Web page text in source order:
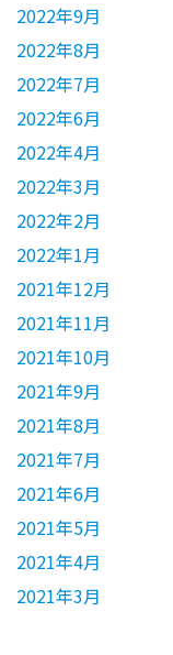
2022年9月
2022年8月
2022年7月
2022年6月
2022年4月
2022年3月
2022年2月
2022年1月
2021年12月
2021年11月
2021年10月
2021年9月
2021年8月
2021年7月
2021年6月
2021年5月
2021年4月
2021年3月